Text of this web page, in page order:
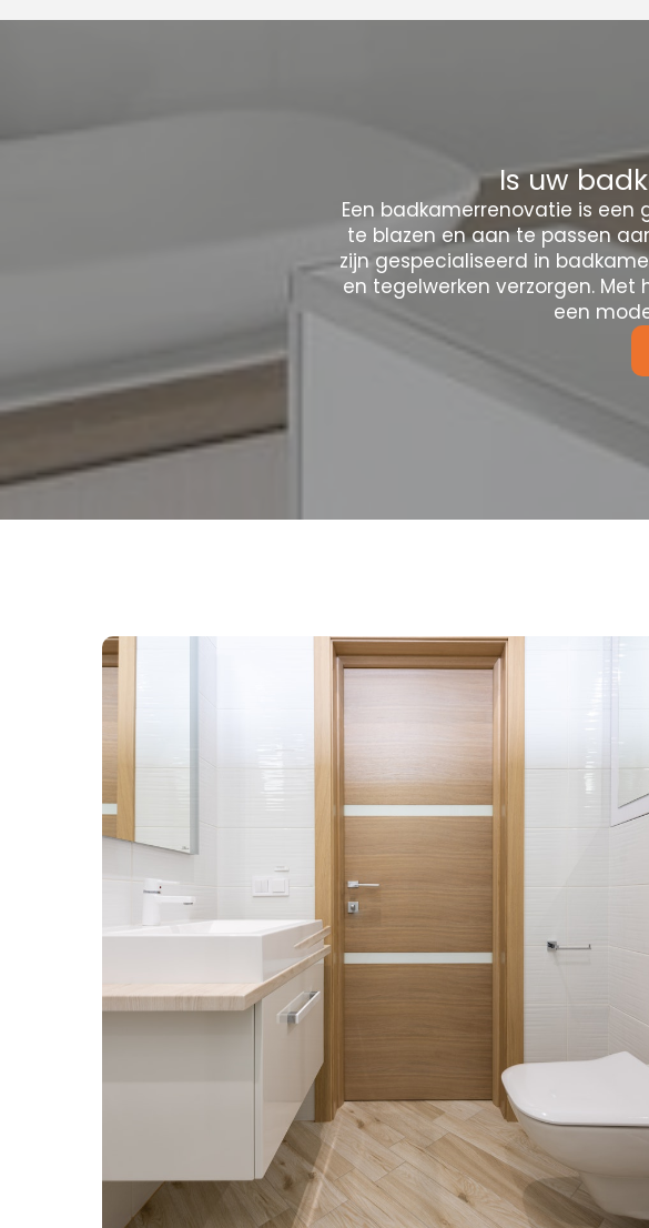
Is uw
Een badkamerrenovatie is
te blazen en aan te passen
zijn gespecialiseerd in
en tegelwerken verzorgen.
een